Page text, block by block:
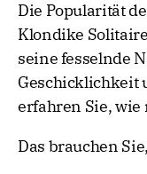
Die Popularität
Klondike
seine fesselnde
Geschicklichkeit
erfahren Sie, wie
Das brauchen